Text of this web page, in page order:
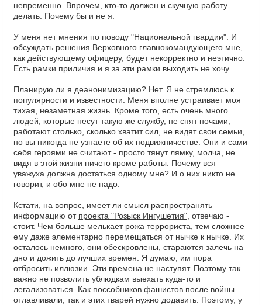
непременно. Впрочем, кто-то должен и скучную работу
делать. Почему бы и не я.
У меня нет мнения по поводу "Национальной гвардии". И
обсуждать решения Верховного главнокомандующего мне,
как действующему офицеру, будет некорректно и неэтично.
Есть рамки приличия и я за эти рамки выходить не хочу.
Планирую ли я деанонимизацию? Нет. Я не стремлюсь к
популярности и известности. Меня вполне устраивает моя
тихая, незаметная жизнь. Кроме того, есть очень много
людей, которые несут такую же службу, не спят ночами,
работают столько, сколько хватит сил, не видят свои семьи,
но вы никогда не узнаете об их подвижничестве. Они и сами
себя героями не считают - просто тянут лямку, молча, не
видя в этой жизни ничего кроме работы. Почему вся
уважуха должна достаться одному мне? И о них никто не
говорит, и обо мне не надо.
Кстати, на вопрос, имеет ли смысл распространять
информацию от проекта "Розыск Ингушетия" , отвечаю -
стоит. Чем больше мелькает рожа террориста, тем сложнее
ему даже элементарно перемещаться от нычке к нычке. Их
осталось немного, они обескровлены, стараются залечь на
дно и дожить до лучших времен. Я думаю, им пора
отбросить иллюзии. Эти времена не наступят. Поэтому так
важно не позволить ублюдкам выехать куда-то и
легализоваться. Как поссобников фашистов после войны
отлавливали, так и этих тварей нужно додавить. Поэтому, у